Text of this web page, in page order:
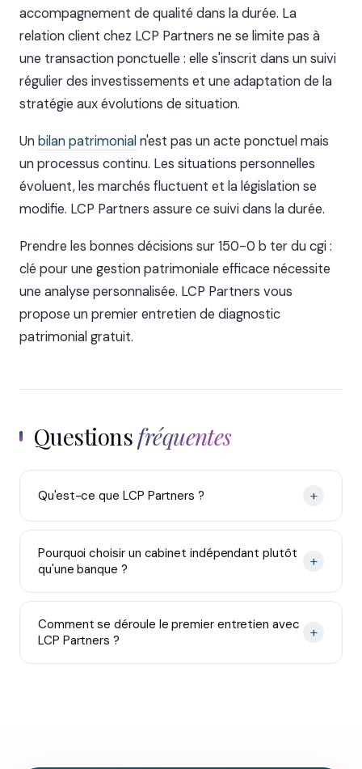
accompagnement de qualité dans la durée. La
relation client chez LCP Partners ne se limite pas à
une transaction ponctuelle : elle s'inscrit dans un suivi
régulier des investissements et une adaptation de la
stratégie aux évolutions de situation.
Un bilan patrimonial n'est pas un acte ponctuel mais
un processus continu. Les situations personnelles
évoluent, les marchés fluctuent et la législation se
modifie. LCP Partners assure ce suivi dans la durée.
Prendre les bonnes décisions sur 150-0 b ter du cgi :
clé pour une gestion patrimoniale efficace nécessite
une analyse personnalisée. LCP Partners vous
propose un premier entretien de diagnostic
patrimonial gratuit.
Questionsfréquentes
Qu'est-ce que LCP Partners ? +
Pourquoi choisir un cabinet indépendant plutôt
qu'une banque ?
+
Comment se déroule le premier entretien avec
LCP Partners ?
+